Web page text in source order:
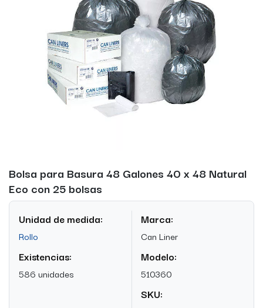
Bolsa para Basura 48 Galones 40 x 48 Natural
Eco con 25 bolsas
Unidad de medida:
Rollo
Existencias:
586 unidades
Marca:
Can Liner
Modelo:
510360
SKU: